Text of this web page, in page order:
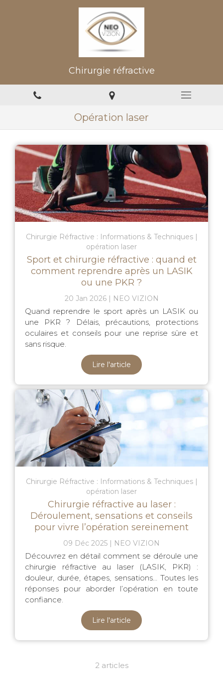
Chirurgie réfractive
Opération laser
Chirurgie Réfractive : Informations & Techniques
opération laser
Sport et chirurgie réfractive : quand et
comment reprendre après un LASIK
ou une PKR ?
20 Jan 2026 NEO VIZION
Quand reprendre le sport après un LASIK ou
une PKR ? Délais, précautions, protections
oculaires et conseils pour une reprise sûre et
sans risque.
Lire l'article
Chirurgie Réfractive : Informations & Techniques
opération laser
Chirurgie réfractive au laser :
Déroulement, sensations et conseils
pour vivre l’opération sereinement
09 Déc 2025 NEO VIZION
Découvrez en détail comment se déroule une
chirurgie réfractive au laser (LASIK, PKR) :
douleur, durée, étapes, sensations… Toutes les
réponses pour aborder l’opération en toute
confiance.
Lire l'article
2 articles